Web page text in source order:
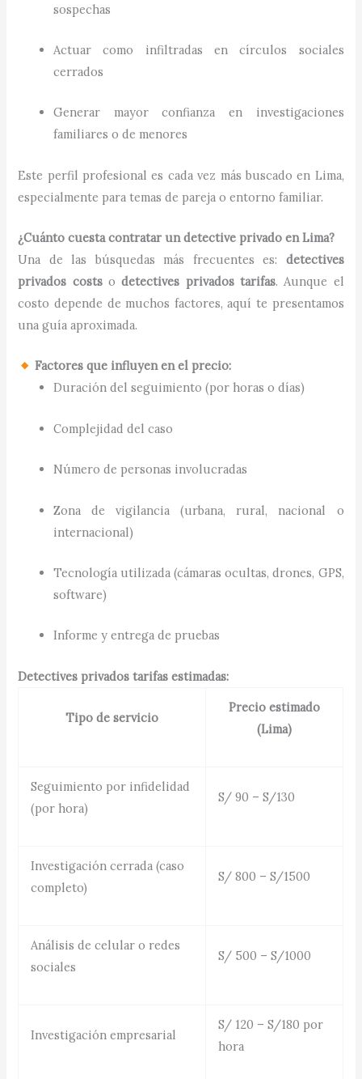
sospechas
Actuar como infiltradas en círculos sociales
cerrados
Generar mayor confianza en investigaciones
familiares o de menores
Este perfil profesional es cada vez más buscado en Lima,
especialmente para temas de pareja o entorno familiar.
¿Cuánto cuesta contratar un detective privado en Lima?
Una de las búsquedas más frecuentes es: detectives
privados costsodetectives privados tarifas. Aunque el
costo depende de muchos factores, aquí te presentamos
una guía aproximada.
Factores que influyen en el precio:
Duración del seguimiento (por horas o días)
Complejidad del caso
Número de personas involucradas
Zona de vigilancia (urbana, rural, nacional o
internacional)
Tecnología utilizada (cámaras ocultas, drones, GPS,
software)
Informe y entrega de pruebas
Detectives privados tarifas estimadas:
Tipo de servicio
Precio estimado
(Lima)
Seguimiento por infidelidad
(por hora)
S/ 90 – S/130
Investigación cerrada (caso
completo)
S/ 800 – S/1500
Análisis de celular o redes
sociales
S/ 500 – S/1000
Investigación empresarial
S/ 120 – S/180 por
hora